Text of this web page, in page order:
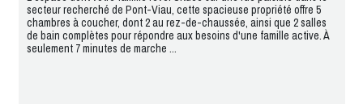
secteur recherché de Pont-Viau, cette spacieuse propriété offre 5
chambres à coucher, dont 2 au rez-de-chaussée, ainsi que 2 salles
de bain complètes pour répondre aux besoins d'une famille active. À
seulement 7 minutes de marche ...